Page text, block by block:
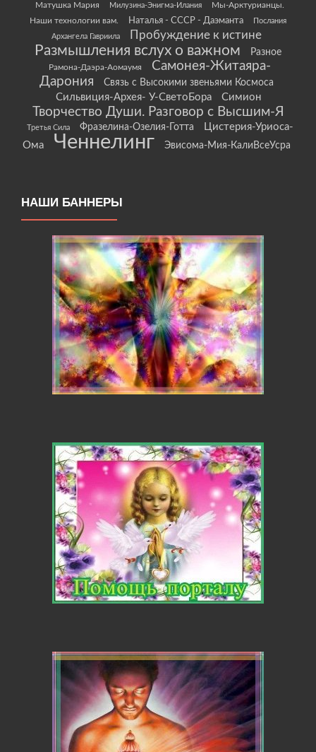
Матушка Мария Милузина-Энигма-Илания
Мы-Арктурианцы.
Наши технологии вам.
Наталья - СССР - Даэманта
Послания
Архангела Гавриила
Пробуждение к истине
Размышления вслух о важном Разное
Рамона-Даэра-Аомаумя
Самонея-Житаяра-
Дарония
Связь с Высокими звеньями Космоса
Сильвиция-Архея- У-СветоБора Симион
Творчество Души. Разговор с Высшим-Я
Третья Сила Фразелина-Озелия-Готта
Цистерия-Уриоса-
Ома
Ченнелинг Эвисома-Мия-КалиВсеУсра
НАШИ БАННЕРЫ